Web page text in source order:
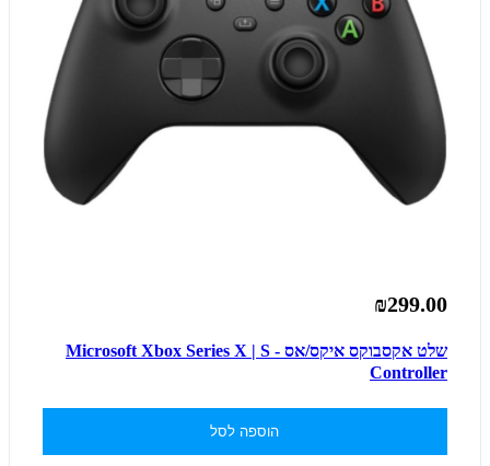
₪299.00
שלט אקסבוקס איקס/אס - Microsoft Xbox Series X | S
Controller
הוספה לסל